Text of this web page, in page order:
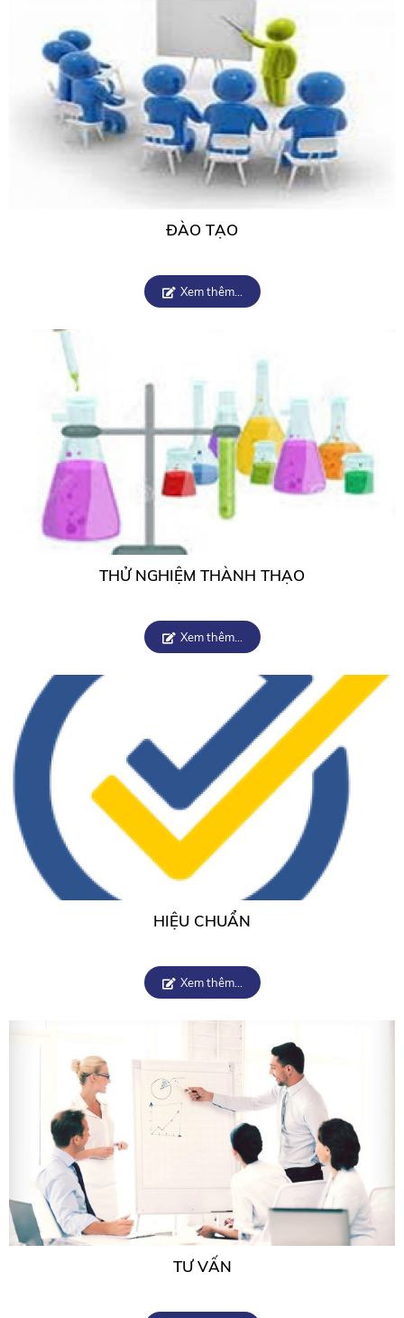
ĐÀO TẠO
Xem thêm...
THỬ NGHIỆM THÀNH THẠO
Xem thêm...
HIỆU CHUẨN
Xem thêm...
TƯ VẤN